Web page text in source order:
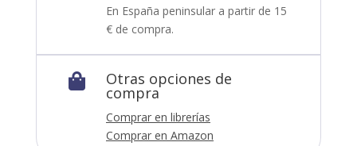
En España peninsular a partir de 15
€ de compra.
 Otras opciones de
compra
Comprar en librerías
Comprar en Amazon